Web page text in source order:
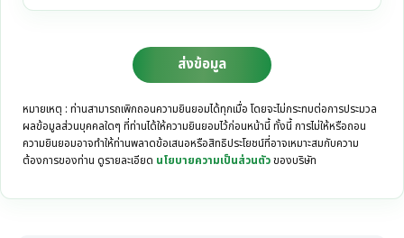
ส่งข้อมูล
หมายเหตุ : ท่านสามารถเพิกถอนความยินยอมได้ทุกเมื่อ โดยจะไม่กระทบต่อการประมวล
ผลข้อมูลส่วนบุคคลใดๆ ที่ท่านได้ให้ความยินยอมไว้ก่อนหน้านี้ ทั้งนี้ การไม่ให้หรือถอน
ความยินยอมอาจทำให้ท่านพลาดข้อเสนอหรือสิทธิประโยชน์ที่อาจเหมาะสมกับความ
ต้องการของท่าน ดูรายละเอียด นโยบายความเป็นส่วนตัวของบริษัท